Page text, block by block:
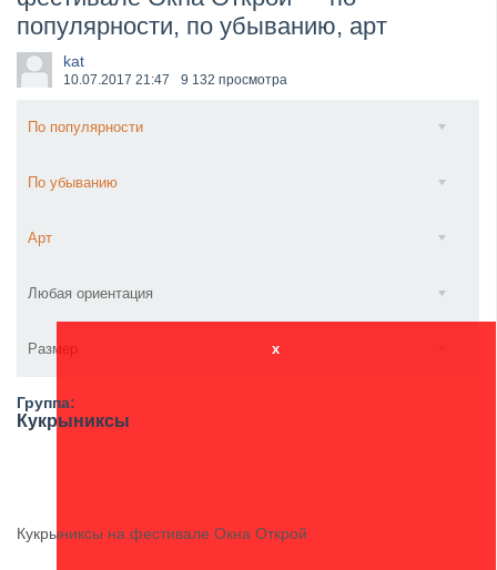
​Anthrax выпустили новый сингл и клип «Everybod...
популярности, по убыванию, арт
kat
10.07.2017 21:47 9 132 просмотра
По популярности
По убыванию
Арт
Любая ориентация
Размер x
Группа:
Кукрыниксы
Кукрыниксы на фестивале Окна Открой